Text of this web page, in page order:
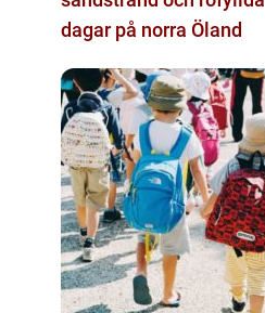
dagar på norra Öland